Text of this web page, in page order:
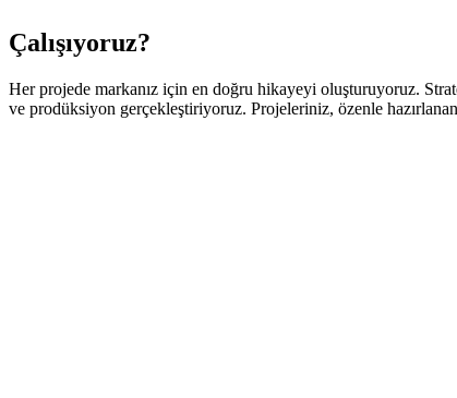
Çalışıyoruz?
Her projede markanız için en doğru hikayeyi oluşturuyoruz.
ve prodüksiyon gerçekleştiriyoruz. Projeleriniz, özenle